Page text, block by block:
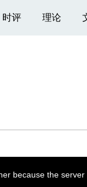
时评 理论
because the